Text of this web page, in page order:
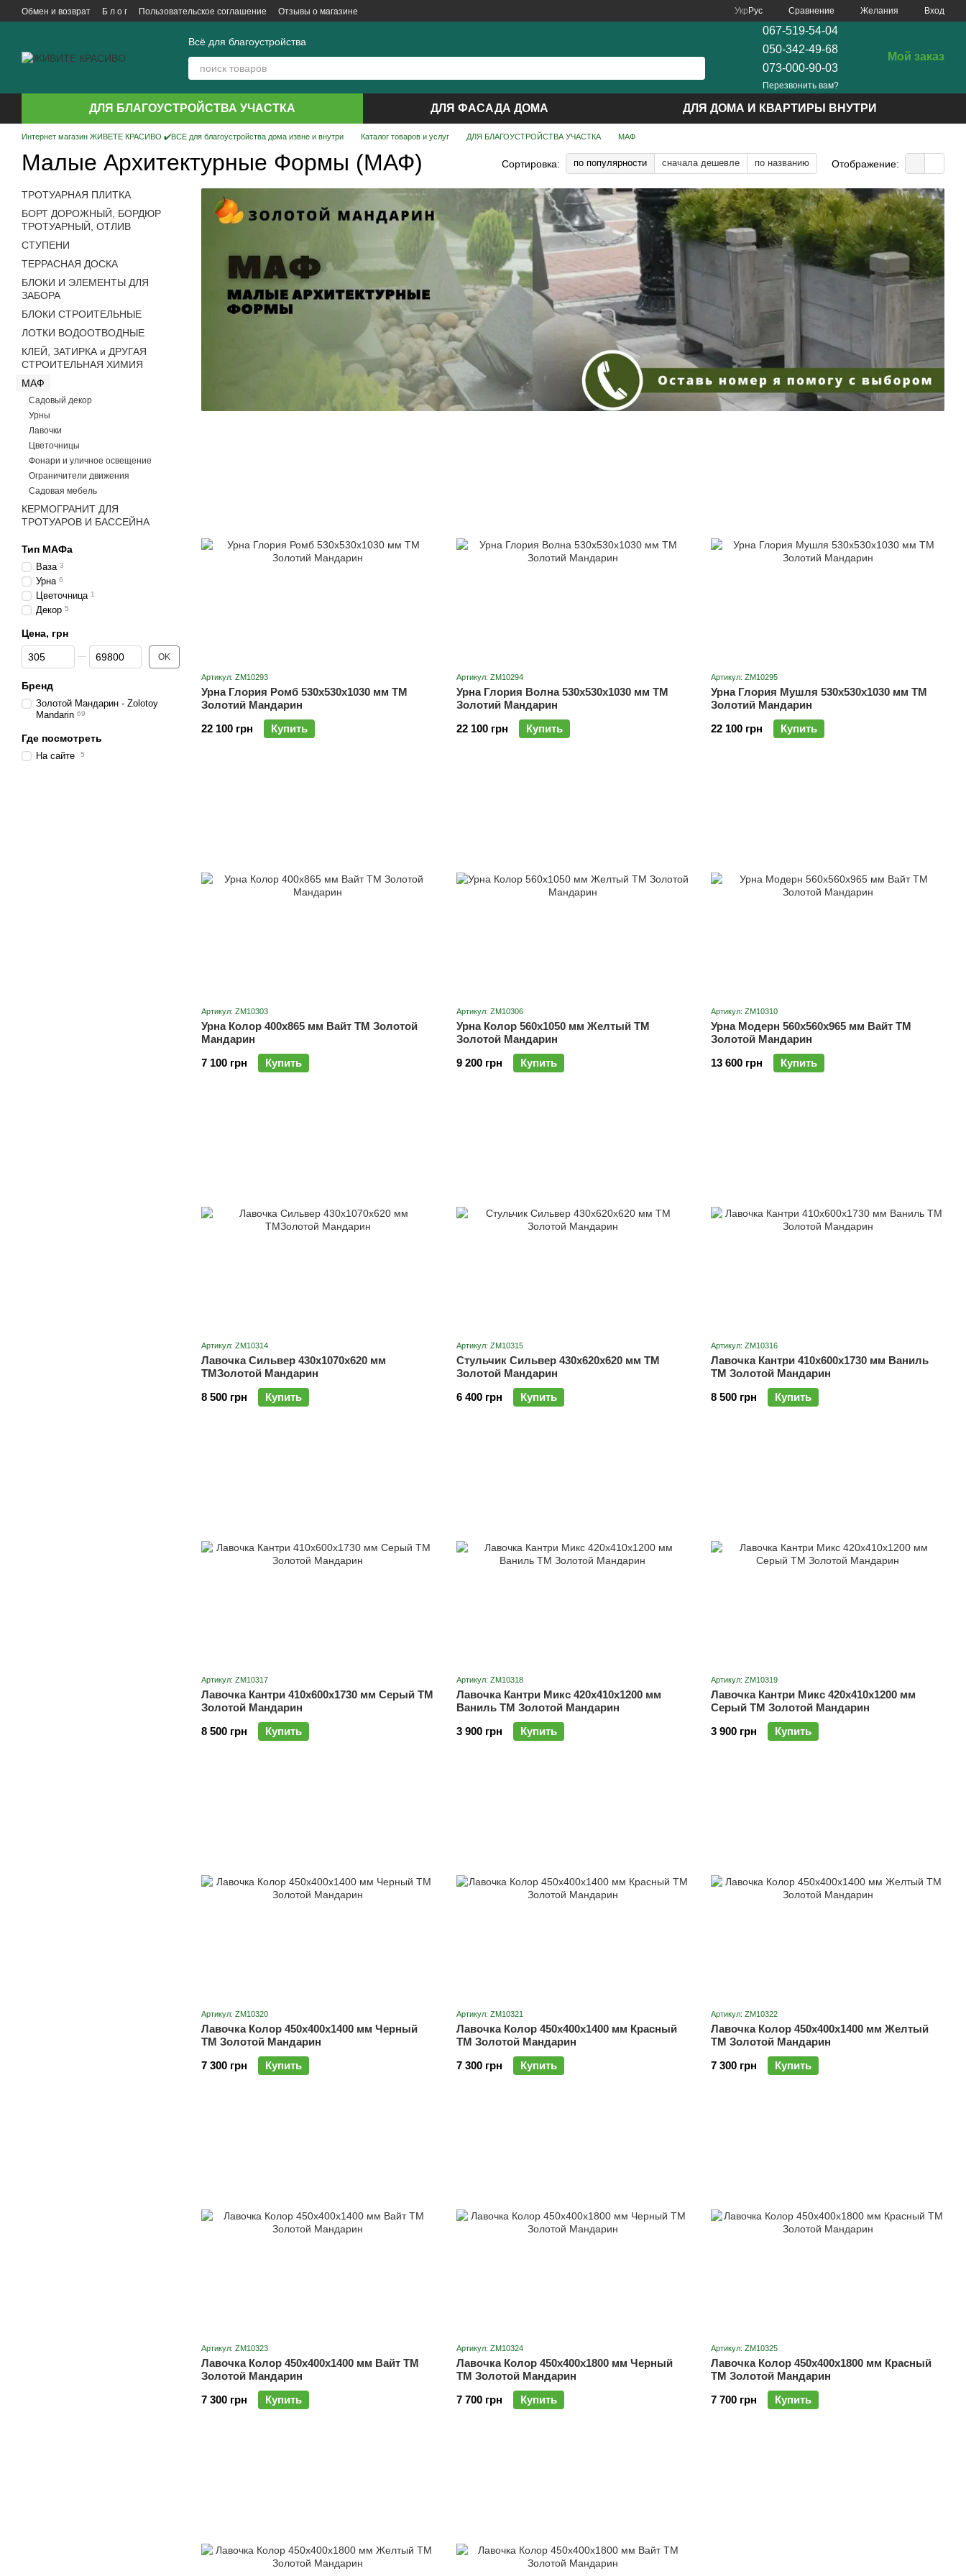
Перейти к основному контенту
Обмен и возврат Б л о г Пользовательское соглашение Отзывы о магазине Укр Рус Сравнение Желания Вход
Всё для благоустройства
067-519-54-04
050-342-49-68
073-000-90-03
Перезвонить вам?
Мой заказ
ДЛЯ БЛАГОУСТРОЙСТВА УЧАСТКА ДЛЯ ФАСАДА ДОМА ДЛЯ ДОМА И КВАРТИРЫ ВНУТРИ
Интернет магазин ЖИВЕТЕ КРАСИВО ✔️ВСЕ для благоустройства дома извне и внутри Каталог товаров и услуг ДЛЯ БЛАГОУСТРОЙСТВА УЧАСТКА МАФ
Малые Архитектурные Формы (МАФ) Сортировка: по популярности сначала дешевле по названию Отображение:
Артикул: ZM10293
Урна Глория Ромб 530х530х1030 мм ТМ
Золотий Мандарин
22 100 грн
Купить
Артикул: ZM10294
Урна Глория Волна 530х530х1030 мм ТМ
Золотий Мандарин
22 100 грн
Купить
Артикул: ZM10295
Урна Глория Мушля 530х530х1030 мм ТМ
Золотий Мандарин
22 100 грн
Купить
Артикул: ZM10303
Урна Колор 400х865 мм Вайт ТМ Золотой
Мандарин
7 100 грн
Купить
Артикул: ZM10306
Урна Колор 560х1050 мм Желтый ТМ
Золотой Мандарин
9 200 грн
Купить
Артикул: ZM10310
Урна Модерн 560х560х965 мм Вайт ТМ
Золотой Мандарин
13 600 грн
Купить
Артикул: ZM10314
Лавочка Сильвер 430х1070х620 мм
ТМЗолотой Мандарин
8 500 грн
Купить
Артикул: ZM10315
Стульчик Сильвер 430х620х620 мм ТМ
Золотой Мандарин
6 400 грн
Купить
Артикул: ZM10316
Лавочка Кантри 410х600х1730 мм Ваниль
ТМ Золотой Мандарин
8 500 грн
Купить
Артикул: ZM10317
Лавочка Кантри 410х600х1730 мм Серый ТМ
Золотой Мандарин
8 500 грн
Купить
Артикул: ZM10318
Лавочка Кантри Микс 420х410х1200 мм
Ваниль ТМ Золотой Мандарин
3 900 грн
Купить
Артикул: ZM10319
Лавочка Кантри Микс 420х410х1200 мм
Серый ТМ Золотой Мандарин
3 900 грн
Купить
Артикул: ZM10320
Лавочка Колор 450х400х1400 мм Черный
ТМ Золотой Мандарин
7 300 грн
Купить
Артикул: ZM10321
Лавочка Колор 450х400х1400 мм Красный
ТМ Золотой Мандарин
7 300 грн
Купить
Артикул: ZM10322
Лавочка Колор 450х400х1400 мм Желтый
ТМ Золотой Мандарин
7 300 грн
Купить
Артикул: ZM10323
Лавочка Колор 450х400х1400 мм Вайт ТМ
Золотой Мандарин
7 300 грн
Купить
Артикул: ZM10324
Лавочка Колор 450х400х1800 мм Черный
ТМ Золотой Мандарин
7 700 грн
Купить
Артикул: ZM10325
Лавочка Колор 450х400х1800 мм Красный
ТМ Золотой Мандарин
7 700 грн
Купить
ТРОТУАРНАЯ ПЛИТКА
БОРТ ДОРОЖНЫЙ, БОРДЮР
ТРОТУАРНЫЙ, ОТЛИВ
СТУПЕНИ
ТЕРРАСНАЯ ДОСКА
БЛОКИ И ЭЛЕМЕНТЫ ДЛЯ
ЗАБОРА
БЛОКИ СТРОИТЕЛЬНЫЕ
ЛОТКИ ВОДООТВОДНЫЕ
КЛЕЙ, ЗАТИРКА и ДРУГАЯ
СТРОИТЕЛЬНАЯ ХИМИЯ
МАФ
Садовый декор
Урны
Лавочки
Цветочницы
Фонари и уличное освещение
Ограничители движения
Садовая мебель
КЕРМОГРАНИТ ДЛЯ
ТРОТУАРОВ И БАССЕЙНА
Тип МАФа
Ваза 3
Урна 6
Цветочница 1
Декор 5
Цена, грн
От Цена, грн
До Цена, грн OK
Бренд
Золотой Мандарин - Zolotoy
Mandarin 69
Где посмотреть
На сайте 5